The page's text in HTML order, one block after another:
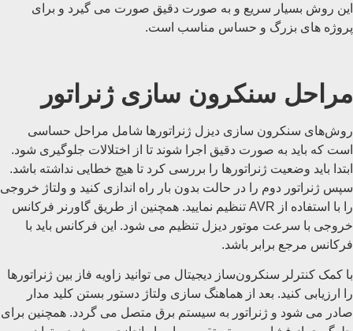
این روش بسیار سریع و به صورت دقیق صورت می گیرد و برای
پروژه های بزرگ و حساس مناسب است.
مراحل سنکرون سازی ژنراتور
روش‌های سنکرون‌ سازی دیزل ژنراتورها شامل مراحل حساسی
است که باید به صورت دقیق اجرا شوند تا از اختلالات جلوگیری شود.
ابتدا باید وضعیت ژنراتورها را بررسی کرد تا هیچ خطایی نداشته باشد.
سپس ژنراتور دوم را در حالت بدون بار راه اندازی کنید و ولتاژ خروجی
را با استفاده از AVR تنظیم نمایید. همچنین از طریق گاورنر فرکانس
خروجی با سرعت موتور دیزل تنظیم می شود. این فرکانس باید با
فرکانس مرجع برابر باشد.
با کمک کنترلر سنکرون‌ساز دیجیتال می توانید زاویه فاز بین ژنراتورها
را ارزیابی کنید. بعد از هماهنگ سازی ولتاژ دستور بستن کلید مدار
صادر می شود و ژنراتور به سیستم برق متصل می گردد. همچنین برای